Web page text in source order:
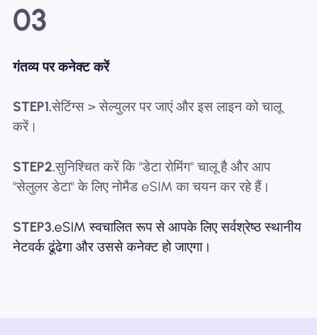
03
गंतव्य पर कनेक्ट करें
STEP1.सेटिंग्स > सेल्युलर पर जाएं और इस लाइन को चालू
करें।
STEP2.सुनिश्चित करें कि "डेटा रोमिंग" चालू है और आप
"सेलुलर डेटा" के लिए नोमैड eSIM का चयन कर रहे हैं।
STEP3.eSIM स्वचालित रूप से आपके लिए सर्वश्रेष्ठ स्थानीय
नेटवर्क ढूंढेगा और उससे कनेक्ट हो जाएगा।